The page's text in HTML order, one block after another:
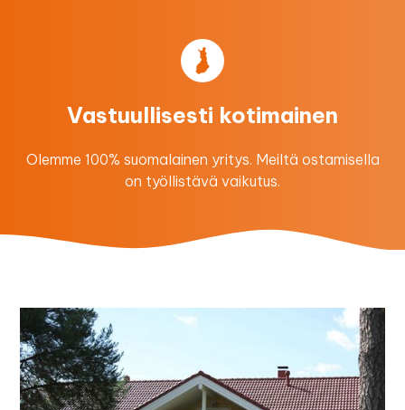
Vastuullisesti kotimainen
Olemme 100% suomalainen yritys. Meiltä ostamisella
on työllistävä vaikutus.